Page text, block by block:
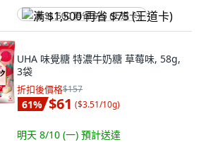
满 $1,500 再省 $75 (王道卡)
UHA 味覺糖 特濃牛奶糖 草莓味, 58g,
3袋
折扣後價格$157
61% $61 ($3.51/10g)
明天 8/10 (一) 預計送達